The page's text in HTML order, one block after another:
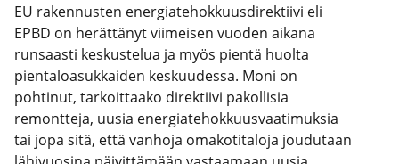
EU rakennusten energiatehokkuusdirektiivi eli
EPBD on herättänyt viimeisen vuoden aikana
runsaasti keskustelua ja myös pientä huolta
pientaloasukkaiden keskuudessa. Moni on
pohtinut, tarkoittaako direktiivi pakollisia
remontteja, uusia energiatehokkuusvaatimuksia
tai jopa sitä, että vanhoja omakotitaloja joudutaan